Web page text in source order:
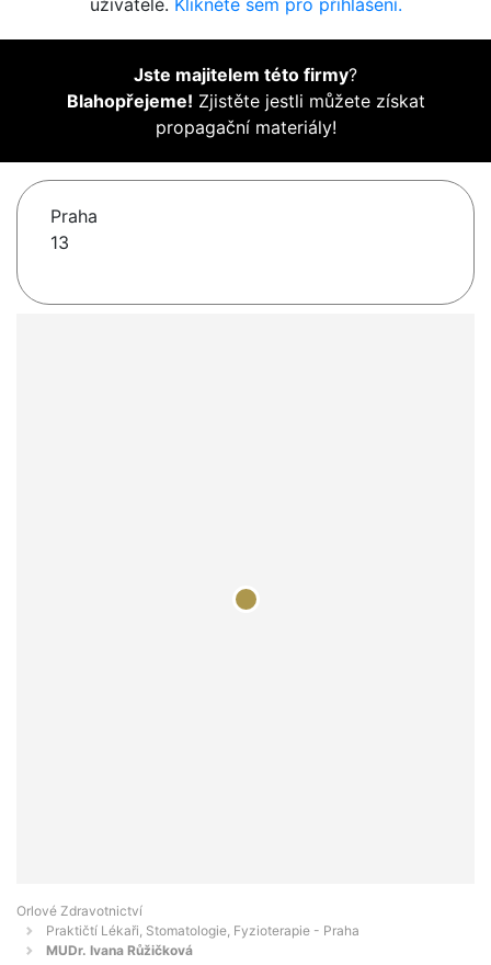
uživatelé. Klikněte sem pro přihlášení.
Jste majitelem této firmy?
Blahopřejeme! Zjistěte jestli můžete získat
propagační materiály!
Praha
13
Orlové Zdravotnictví
Praktičtí Lékaři, Stomatologie, Fyzioterapie - Praha
MUDr. Ivana Růžičková